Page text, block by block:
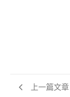
上一篇文章